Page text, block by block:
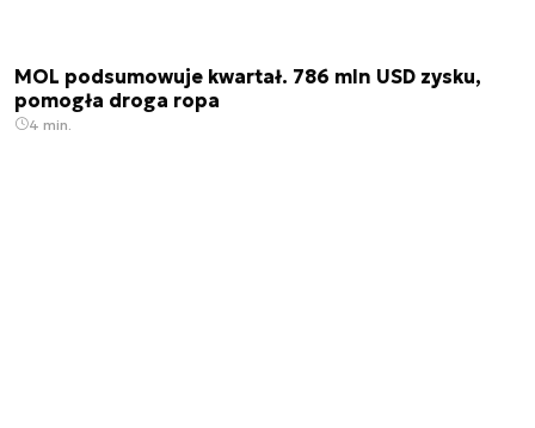
MOL podsumowuje kwartał. 786 mln USD zysku,
pomogła droga ropa
4 min.